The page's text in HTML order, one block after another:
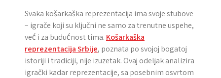
Svaka košarkaška reprezentacija ima svoje stubove
– igrače koji su ključni ne samo za trenutne uspehe,
već i za budućnost tima. Košarkaška
reprezentacija Srbije, poznata po svojoj bogatoj
istoriji i tradiciji, nije izuzetak. Ovaj odeljak analizira
igrački kadar reprezentacije, sa posebnim osvrtom